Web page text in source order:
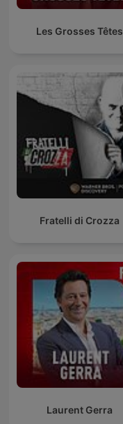
Les Grosses Têtes
Fratelli di Crozza
Laurent Gerra